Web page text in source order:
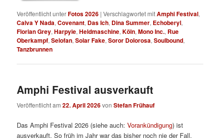
Veröffentlicht unterFotos 2026 |Verschlagwortet mitAmphi Festival,
Calva Y Nada,Covenant, Das Ich, Dina Summer, Echoberyl,
Florian Grey,Harpyie,Heldmaschine,Köln,Mono Inc., Rue
Oberkampf,Selofan,Solar Fake,Soror Dolorosa,Soulbound,
Tanzbrunnen
Amphi Festival ausverkauft
Veröffentlicht am22. April 2026vonStefan Frühauf
Das Amphi Festival 2026 (siehe auch:Vorankündigung) ist
ausverkauft. So früh im Jahr war das bisher noch nie der Fall.